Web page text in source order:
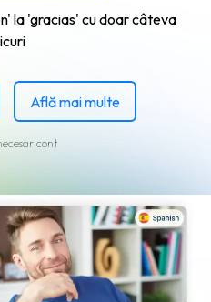
la 'gracias' cu doar câteva
Află mai multe
cont